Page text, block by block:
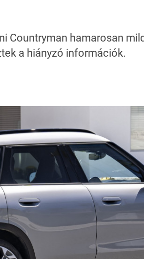
Countryman hamarosan
a hiányzó információk.